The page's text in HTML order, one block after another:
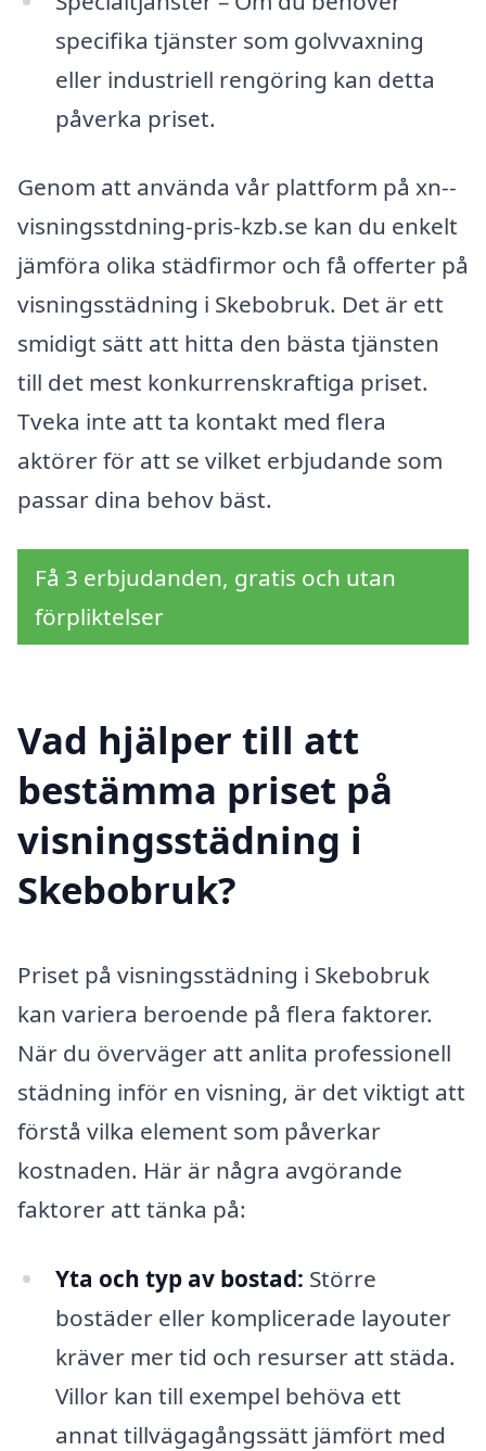
specifika tjänster som golvvaxning
eller industriell rengöring kan detta
påverka priset.
Genom att använda vår plattform på xn--
visningsstdning-pris-kzb.se kan du enkelt
jämföra olika städfirmor och få offerter på
visningsstädning i Skebobruk. Det är ett
smidigt sätt att hitta den bästa tjänsten
till det mest konkurrenskraftiga priset.
Tveka inte att ta kontakt med flera
aktörer för att se vilket erbjudande som
passar dina behov bäst.
Få 3 erbjudanden, gratis och utan
förpliktelser
Vad hjälper till att
bestämma priset på
visningsstädning i
Skebobruk?
Priset på visningsstädning i Skebobruk
kan variera beroende på flera faktorer.
När du överväger att anlita professionell
städning inför en visning, är det viktigt att
förstå vilka element som påverkar
kostnaden. Här är några avgörande
faktorer att tänka på:
Yta och typ av bostad: Större
bostäder eller komplicerade layouter
kräver mer tid och resurser att städa.
Villor kan till exempel behöva ett
annat tillvägagångssätt jämfört med